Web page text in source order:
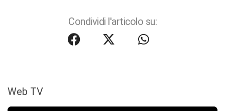
Condividi l'articolo su:
Web TV